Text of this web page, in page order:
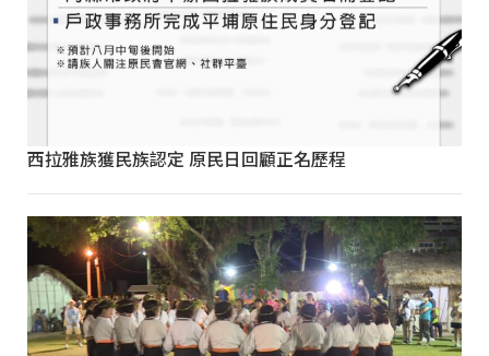
西拉雅族獲民族認定 原民日回顧正名歷程